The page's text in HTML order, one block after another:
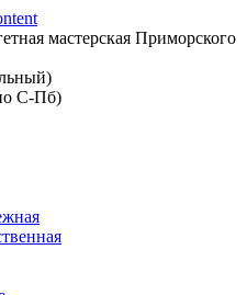
мастерская Приморского
С-Пб)